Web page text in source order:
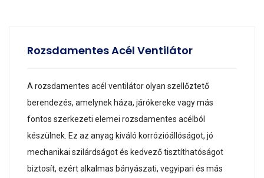
Rozsdamentes Acél Ventilátor
A rozsdamentes acél ventilátor olyan szellőztető
berendezés, amelynek háza, járókereke vagy más
fontos szerkezeti elemei rozsdamentes acélból
készülnek. Ez az anyag kiváló korrózióállóságot, jó
mechanikai szilárdságot és kedvező tisztíthatóságot
biztosít, ezért alkalmas bányászati, vegyipari és más